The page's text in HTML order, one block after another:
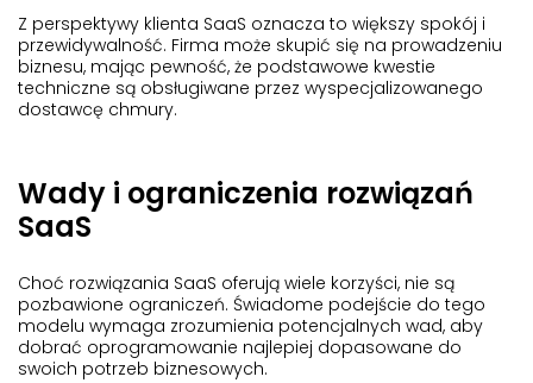
Z perspektywy klienta SaaS oznacza to większy spokój i
przewidywalność. Firma może skupić się na prowadzeniu
biznesu, mając pewność, że podstawowe kwestie
techniczne są obsługiwane przez wyspecjalizowanego
dostawcę chmury.
Wady i ograniczenia rozwiązań
SaaS
Choć rozwiązania SaaS oferują wiele korzyści, nie są
pozbawione ograniczeń. Świadome podejście do tego
modelu wymaga zrozumienia potencjalnych wad, aby
dobrać oprogramowanie najlepiej dopasowane do
swoich potrzeb biznesowych.